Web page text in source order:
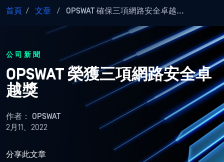
首頁 / 文章 / OPSWAT 確保三項網路安全卓越...
公司新聞
OPSWAT 榮獲三項網路安全卓
越獎
作者： OPSWAT
2月11、2022
分享此文章